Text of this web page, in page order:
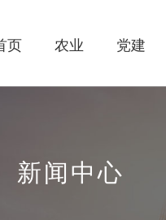
页 农业 党建
新闻中心